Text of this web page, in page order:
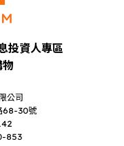
投資人專區
公司
68-30號
853